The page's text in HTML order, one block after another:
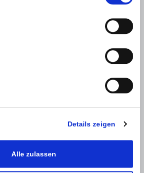
Details zeigen
Alle zulassen
Absenden